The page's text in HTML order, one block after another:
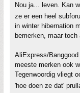
Nou ja... leven. Kan
ze er een heel
in winter hibernation
bemerken, maar toch
AliExpress/
meeste merken ook
Tegenwoordig vliegt
'hoe doen ze dat'